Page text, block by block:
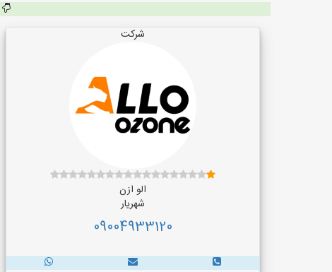
شرکت
الو ازن
شهریار
09004933120